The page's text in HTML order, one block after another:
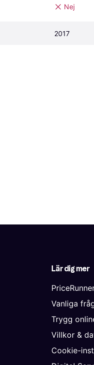
Nej
2017
Lär dig mer
Vanliga
Trygg
Villkor &
Cookie-